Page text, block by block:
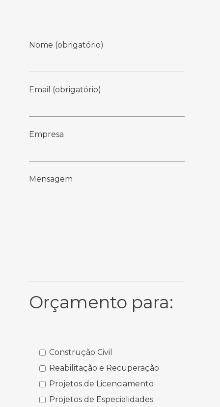
Nome (obrigatório)
Email (obrigatório)
Empresa
Mensagem
Orçamento para:
Construção Civil
Reabilitação e Recuperação
Projetos de Licenciamento
Projetos de Especialidades